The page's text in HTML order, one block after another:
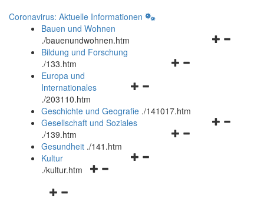
Coronavirus: Aktuelle Informationen
Bauen und Wohnen
./bauenundwohnen.htm
Navigationsmenü
Bildung und Forschung
./133.htm
Navigationsmenü
und
schließen
Europa und
Internationales
./203110.htm
Geschichte und Geografie ./141017.htm
Navigationsmenü
Gesellschaft und Soziales
./139.htm
Navigationsmenü
Gesundheit ./141.htm
Navigationsmenü
Kultur
./kultur.htm
Navigationsmenü